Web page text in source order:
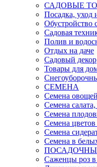
САДОВЫЕ
Посадка, уход
Обустройство
Садовая
Полив и
Отдых на даче
Садовый декор
Товары для
СЕМЕНА
Семена
Семена
Семена
Семена
Семена
Семена в
Саженцы роз в